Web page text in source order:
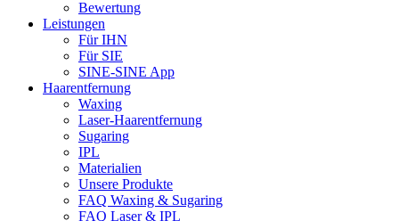
Bewertung
Leistungen
Für IHN
Für SIE
SINE-SINE App
Haarentfernung
Waxing
Laser-Haarentfernung
Sugaring
IPL
Materialien
Unsere Produkte
FAQ Waxing & Sugaring
FAQ Laser & IPL